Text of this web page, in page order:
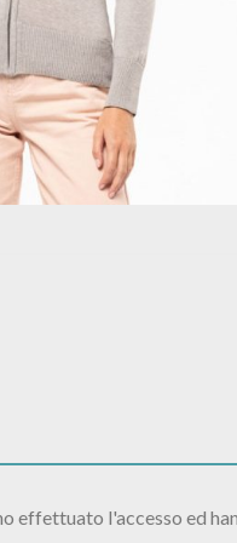
effettuato l'accesso ed